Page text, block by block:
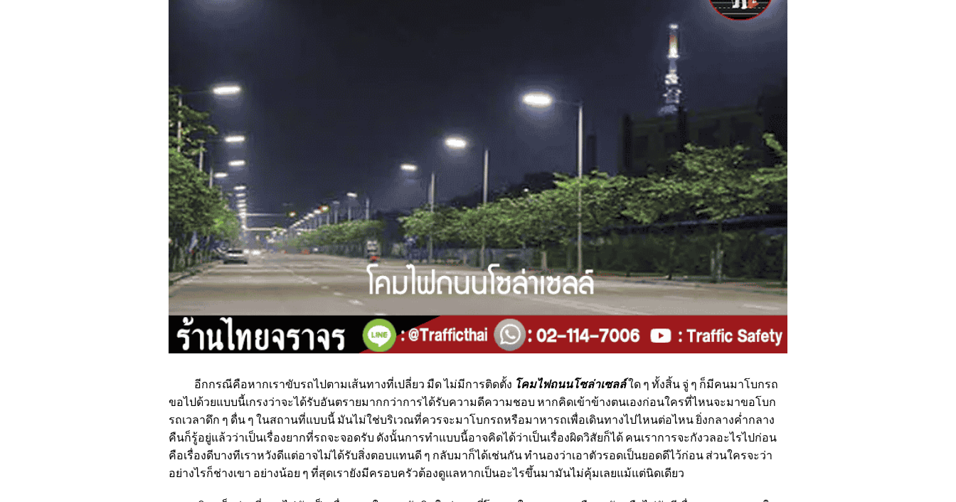
อีกกรณีคือหากเราขับรถไปตามเส้นทางที่เปลี่ยว มืด ไม่มีการติดตั้ง โคมไฟถนนโซล่าเซลล์ใด ๆ ทั้งสิ้น จู่ ๆ ก็มีคนมาโบกรถ
ขอไปด้วยแบบนี้เกรงว่าจะได้รับอันตรายมากกว่าการได้รับความดีความชอบ หากคิดเข้าข้างตนเองก่อนใครที่ไหนจะมาขอโบก
รถเวลาดึก ๆ ดื่น ๆ ในสถานที่แบบนี้ มันไม่ใช่บริเวณที่ควรจะมาโบกรถหรือมาหารถเพื่อเดินทางไปไหนต่อไหน ยิ่งกลางค่ำกลาง
คืนก็รู้อยู่แล้วว่าเป็นเรื่องยากที่รถจะจอดรับ ดังนั้นการทำแบบนี้อาจคิดได้ว่าเป็นเรื่องผิดวิสัยก็ได้ คนเราการจะกังวลอะไรไปก่อน
คือเรื่องดีบางทีเราหวังดีแต่อาจไม่ได้รับสิ่งตอบแทนดี ๆ กลับมาก็ได้เช่นกัน ทำนองว่าเอาตัวรอดเป็นยอดดีไว้ก่อน ส่วนใครจะว่า
อย่างไรก็ช่างเขา อย่างน้อย ๆ ที่สุดเรายังมีครอบครัวต้องดูแลหากเป็นอะไรขึ้นมามันไม่คุ้มเลยแม้แต่นิดเดียว